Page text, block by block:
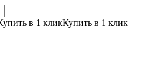
Купить в 1 клик